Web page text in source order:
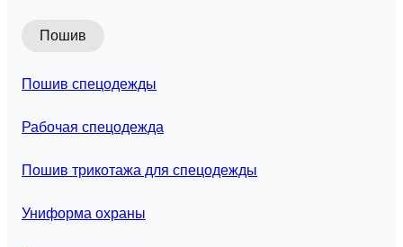
Пошив
Пошив спецодежды
Рабочая спецодежда
Пошив трикотажа для спецодежды
Униформа охраны